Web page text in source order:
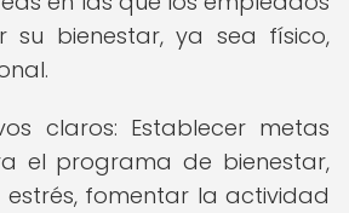
su bienestar, ya sea físico,
claros: Establecer metas
el programa de bienestar,
fomentar la actividad